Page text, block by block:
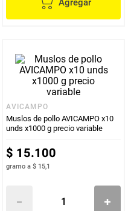
Agregar
AVICAMPO
Muslos de pollo AVICAMPO x10
unds x1000 g precio variable
$ 15.100
gramo a $ 15,1